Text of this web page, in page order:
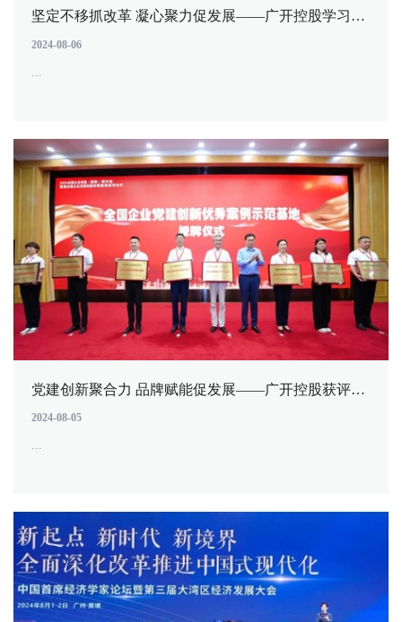
坚定不移抓改革 凝心聚力促发展——广开控股学习贯彻党的二十届三中全会精神宣讲报告会暨专题研讨班开班式举行
2024-08-06
党建创新聚合力 品牌赋能促发展——广开控股获评全国企业党建创新优秀案例示范基地
2024-08-05
...